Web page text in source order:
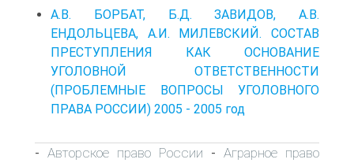
А.В. БОРБАТ, Б.Д. ЗАВИДОВ, А.В.
ЕНДОЛЬЦЕВА, А.И. МИЛЕВСКИЙ. СОСТАВ
ПРЕСТУПЛЕНИЯ КАК ОСНОВАНИЕ
УГОЛОВНОЙ ОТВЕТСТВЕННОСТИ
(ПРОБЛЕМНЫЕ ВОПРОСЫ УГОЛОВНОГО
ПРАВА РОССИИ) 2005 - 2005 год
- Авторское право России - Аграрное право